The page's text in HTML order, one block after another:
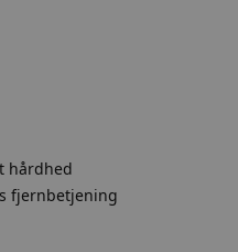
hårdhed
fjernbetjening